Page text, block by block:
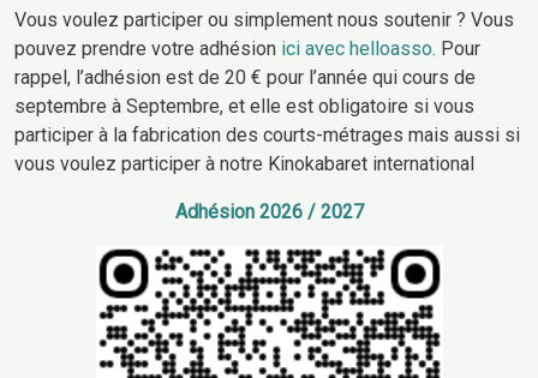
Vous voulez participer ou simplement nous soutenir ? Vous
pouvez prendre votre adhésion ici avec helloasso. Pour
rappel, l’adhésion est de 20 € pour l’année qui cours de
septembre à Septembre, et elle est obligatoire si vous
participer à la fabrication des courts-métrages mais aussi si
vous voulez participer à notre Kinokabaret international
Adhésion 2026 / 2027